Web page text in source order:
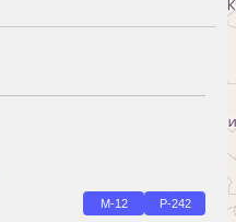
М-12 Р-242